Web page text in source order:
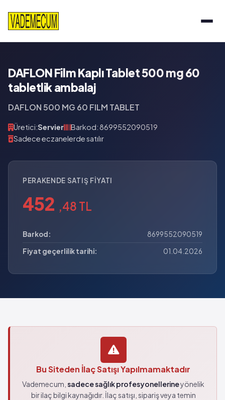
DAFLON Film Kaplı Tablet 500 mg 60
tabletlik ambalaj
DAFLON 500 MG 60 FILM TABLET
Üretici:Servier
Barkod: 8699552090519
Sadece eczanelerde satılır
PERAKENDE SATIŞ FIYATI
452 ,48 TL
Barkod:
8699552090519
Fiyat geçerlilik tarihi:
01.04.2026
Bu Siteden İlaç Satışı Yapılmamaktadır
Vademecum, sadece sağlık profesyonellerineyönelik
bir ilaç bilgi kaynağıdır. İlaç satışı, sipariş veya temin